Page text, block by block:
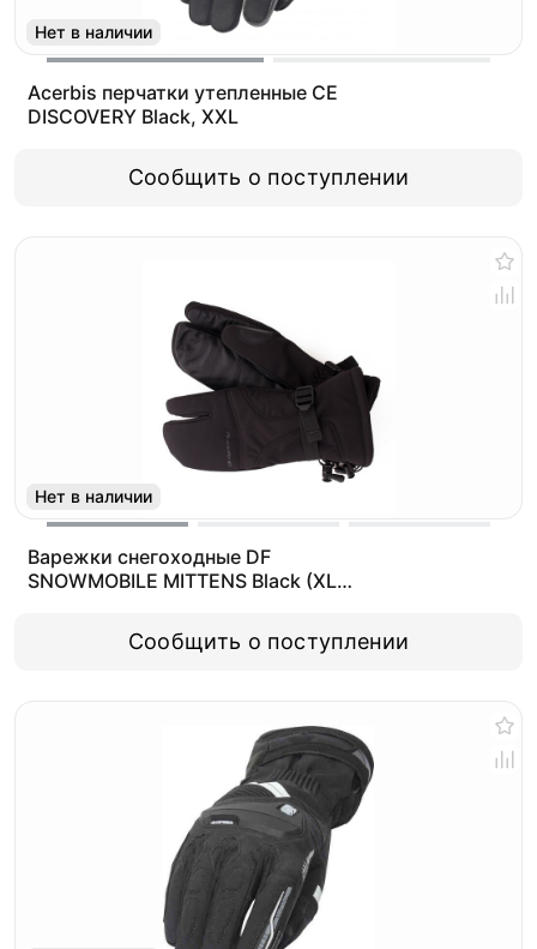
Нет в наличии
Acerbis перчатки утепленные CE
DISCOVERY Black, XXL
Сообщить о поступлении
Нет в наличии
Варежки снегоходные DF
SNOWMOBILE MITTENS Black (XL
Сообщить о поступлении